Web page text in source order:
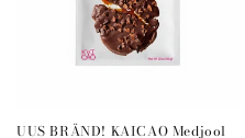
UUS BRÄND! KAICAO Medjool